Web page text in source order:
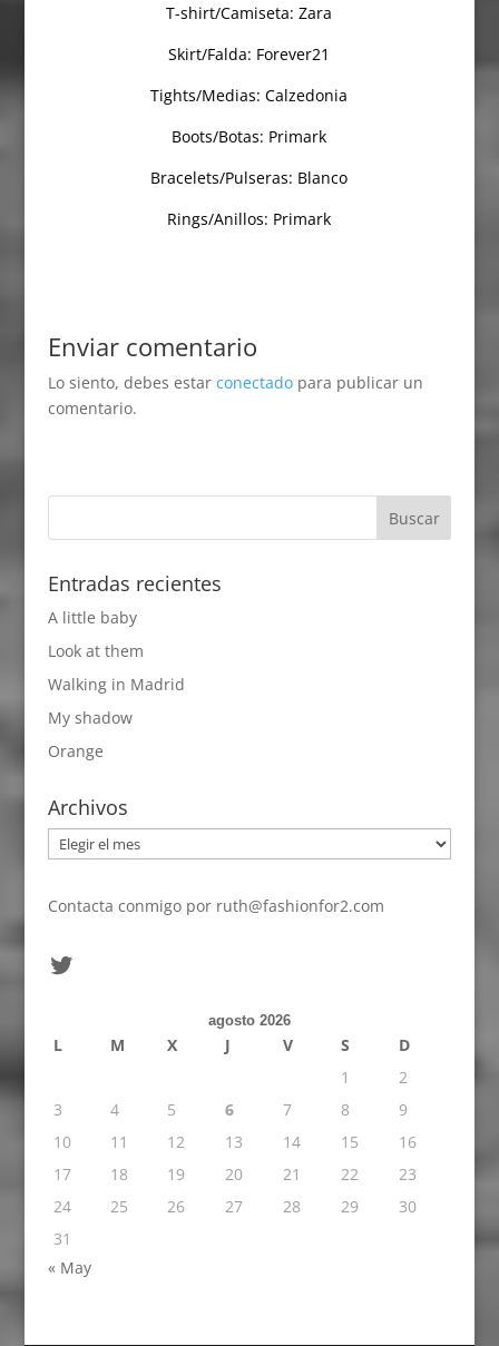
T-shirt/Camiseta: Zara
Skirt/Falda: Forever21
Tights/Medias: Calzedonia
Boots/Botas: Primark
Bracelets/Pulseras: Blanco
Rings/Anillos: Primark
Enviar comentario
Lo siento, debes estar conectadopara publicar un
comentario.
Entradas recientes
A little baby
Look at them
Walking in Madrid
My shadow
Orange
Archivos
Archivos
Contacta conmigo por ruth@fashionfor2.com
Twitter
agosto 2026
L M X J V S
D
1
2
3
4 5 6 7 8
9
10
11 12 13 14 15
16
17
18 19 20 21 22
23
24
25 26 27 28 29
30
31
« May